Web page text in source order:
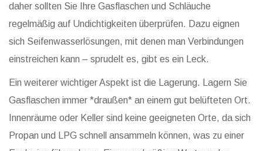
daher sollten Sie Ihre Gasflaschen und Schläuche
regelmäßig auf Undichtigkeiten überprüfen. Dazu eignen
sich Seifenwasserlösungen, mit denen man Verbindungen
einstreichen kann – sprudelt es, gibt es ein Leck.
Ein weiterer wichtiger Aspekt ist die Lagerung. Lagern Sie
Gasflaschen immer *draußen* an einem gut belüfteten Ort.
Innenräume oder Keller sind keine geeigneten Orte, da sich
Propan und LPG schnell ansammeln können, was zu einer